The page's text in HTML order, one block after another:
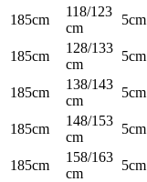
185cm
118/123
cm
5cm
185cm
128/133
cm
5cm
185cm
138/143
cm
5cm
185cm
148/153
cm
5cm
185cm
158/163
cm
5cm